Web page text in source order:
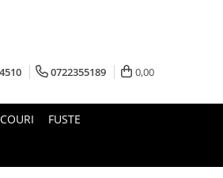
0722355189 0,00
FUSTE